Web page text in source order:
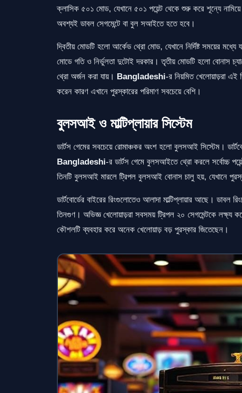
ক্লাসিক ৫০১ মোড, যেখানে ৫০১ পয়েন্ট থেকে শুরু করে শূন্যে
অবশ্যই ডাবল সেগমেন্টে বা বুল সআইতে হতে হবে।
দ্বিতীয় মোডটি হলো আর্কেড থ্রো মোড, যেখানে নির্দিষ্ট সময়ের
মোডে গতি ও নির্ভুলতা দুটোই দরকার। তৃতীয় মোডটি হলো বোনাস
থ্রো অর্জন করা যায়। Bangladeshi-র নিয়মিত খেলোয়াড়রা এই
করেন কারণ এখানে পুরস্কারের পরিমাণ সবচেয়ে বেশি।
বুলসআই ও মাল্টিপ্লায়ার সিস্টেম
ডার্টস গেমের সবচেয়ে রোমাঞ্চকর অংশ হলো বুলসআই সিস্টেম।
Bangladeshi-র ডার্টস গেমে বুলসআইতে থ্রো করলে সর্বোচ্চ
তিনটি বুলসআই মারলে ট্রিপল বুলসআই বোনাস চালু হয়, যেখানে
ডার্টবোর্ডের বাইরের রিংগুলোতেও আলাদা মাল্টিপ্লায়ার আছে।
তিনগুণ। অভিজ্ঞ খেলোয়াড়রা সবসময় ট্রিপল ২০ সেগমেন্টকে লক্ষ্য
কৌশলটি ব্যবহার করে অনেক খেলোয়াড় বড় পুরস্কার জিতেছেন।